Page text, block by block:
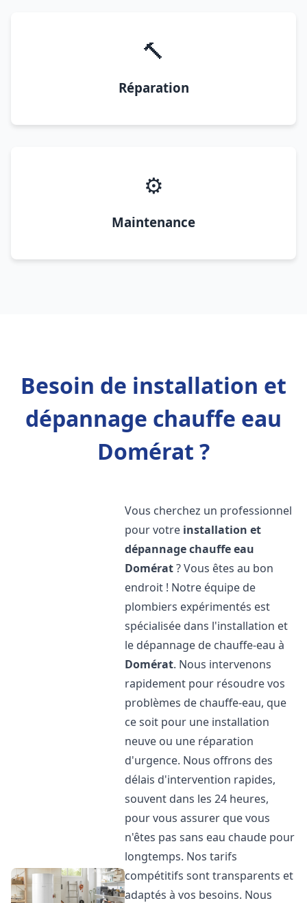
🔨
Réparation
⚙️
Maintenance
Besoin de installation et
dépannage chauffe eau
Domérat ?
Vous cherchez un professionnel
pour votre installation et
dépannage chauffe eau
Domérat? Vous êtes au bon
endroit ! Notre équipe de
plombiers expérimentés est
spécialisée dans l'installation et
le dépannage de chauffe-eau à
Domérat. Nous intervenons
rapidement pour résoudre vos
problèmes de chauffe-eau, que
ce soit pour une installation
neuve ou une réparation
d'urgence. Nous offrons des
délais d'intervention rapides,
souvent dans les 24 heures,
pour vous assurer que vous
n'êtes pas sans eau chaude pour
longtemps. Nos tarifs
compétitifs sont transparents et
adaptés à vos besoins. Nous